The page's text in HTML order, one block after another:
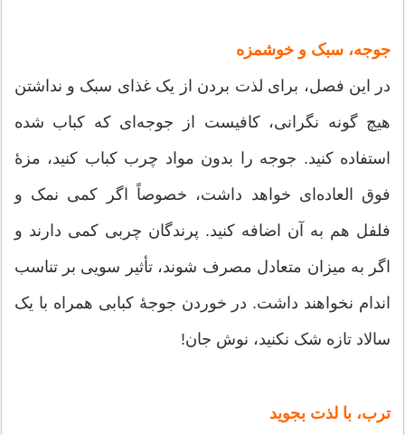
جوجه، سبک و خوشمزه
در این فصل، برای لذت بردن از یک غذای سبک و نداشتن
هیچ گونه نگرانی، کافیست از جوجه‌ای که کباب شده
استفاده کنید. جوجه را بدون مواد چرب کباب کنید، مزۀ
فوق العاده‌ای خواهد داشت، خصوصاً اگر کمی نمک و
فلفل هم به آن اضافه کنید. پرندگان چربی کمی دارند و
اگر به میزان متعادل مصرف شوند، تأثیر سویی بر تناسب
اندام نخواهند داشت. در خوردن جوجۀ کبابی همراه با یک
سالاد تازه شک نکنید، نوش جان!
ترب، با لذت بجوید